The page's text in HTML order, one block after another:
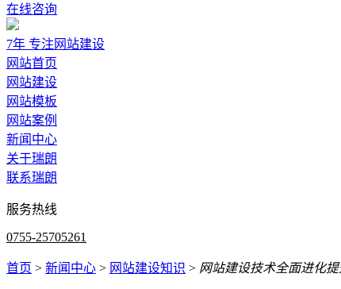
在线咨询
7年 专注网站建设
网站首页
网站建设
网站模板
网站案例
新闻中心
关于瑞朗
联系瑞朗
服务热线
0755-25705261
首页 > 新闻中心 > 网站建设知识 > 网站建设技术全面进化